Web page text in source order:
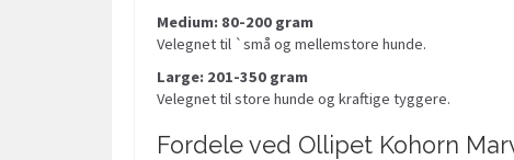
Medium: 80-200 gram
Velegnet til `små og mellemstore hunde.
Large: 201-350 gram
Velegnet til store hunde og kraftige tyggere.
Fordele ved Ollipet Kohorn